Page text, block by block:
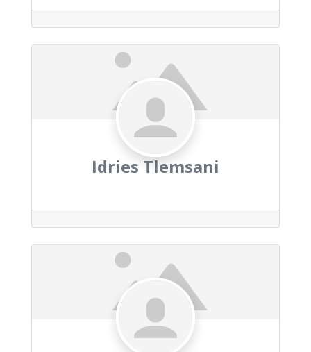
Idries Tlemsani